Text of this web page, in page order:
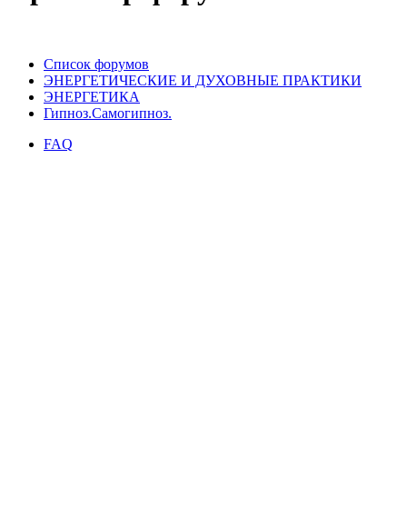
Список форумов
ЭНЕРГЕТИЧЕСКИЕ И ДУХОВНЫЕ ПРАКТИКИ
ЭНЕРГЕТИКА
Гипноз.Самогипноз.
FAQ